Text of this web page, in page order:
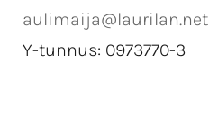
aulimaija@laurilan.net
Y-tunnus: 0973770-3